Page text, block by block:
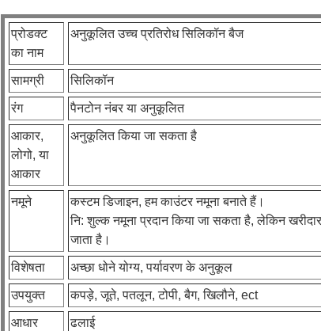
प्रोडक्ट
का नाम
अनुकूलित उच्च प्रतिरोध सिलिकॉन बैज
सामग्री सिलिकॉन
रंग पैनटोन नंबर या अनुकूलित
आकार,
लोगो, या
आकार
अनुकूलित किया जा सकता है
नमूने
कस्टम डिजाइन, हम काउंटर नमूना बनाते हैं।
नि: शुल्क नमूना प्रदान किया जा सकता है, लेकिन खरीदार
जाता है।
विशेषता अच्छा धोने योग्य, पर्यावरण के अनुकूल
उपयुक्त कपड़े, जूते, पतलून, टोपी, बैग, खिलौने, ect
आधार
ढलाई